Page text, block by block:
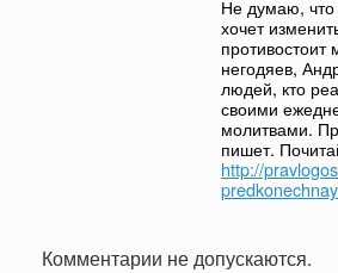
Не думаю, что
хочет
противостоит
негодяев,
людей, кто
своими
молитвами.
пишет.
http://
Комментарии не допускаются.